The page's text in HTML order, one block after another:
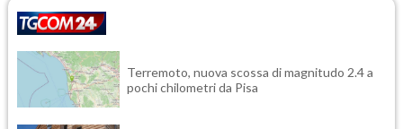
Terremoto, nuova scossa di magnitudo 2.4 a
pochi chilometri da Pisa